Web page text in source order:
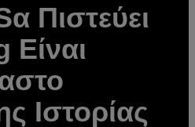
Πιστεύει
Είναι
Ιστορίας